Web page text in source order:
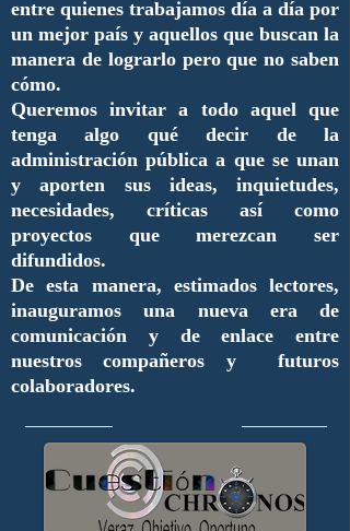
entre quienes trabajamos día a día por
un mejor país y aquellos que buscan la
manera de lograrlo pero que no saben
cómo.
Queremos invitar a todo aquel que
tenga algo qué decir de la
administración pública a que se unan
y aporten sus ideas, inquietudes,
necesidades, críticas así como
proyectos que merezcan ser
difundidos.
De esta manera, estimados lectores,
inauguramos una nueva era de
comunicación y de enlace entre
nuestros compañeros y futuros
colaboradores.